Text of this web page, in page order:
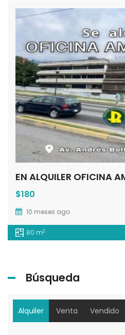
$180
10 meses ago
80 m2
Búsqueda
Alquiler Venta Vendido